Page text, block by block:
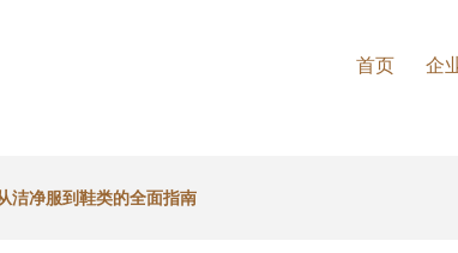
首页 企
洁净服到鞋类的全面指南